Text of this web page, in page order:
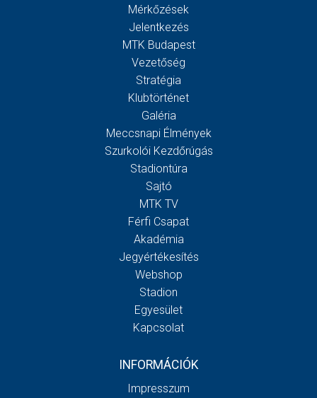
Mérkőzések
Jelentkezés
MTK Budapest
Vezetőség
Stratégia
Klubtörténet
Galéria
Meccsnapi Élmények
Szurkolói Kezdőrúgás
Stadiontúra
Sajtó
MTK TV
Férfi Csapat
Akadémia
Jegyértékesítés
Webshop
Stadion
Egyesület
Kapcsolat
INFORMÁCIÓK
Impresszum